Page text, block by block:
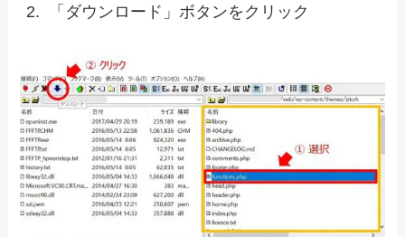
「ダウンロード」ボタンをクリック